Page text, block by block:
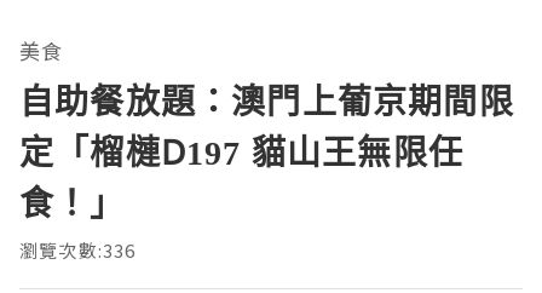
美食
自助餐放題：澳門上葡京期間限
定「榴槤D197 貓山王無限任
食！」
瀏覽次數:336